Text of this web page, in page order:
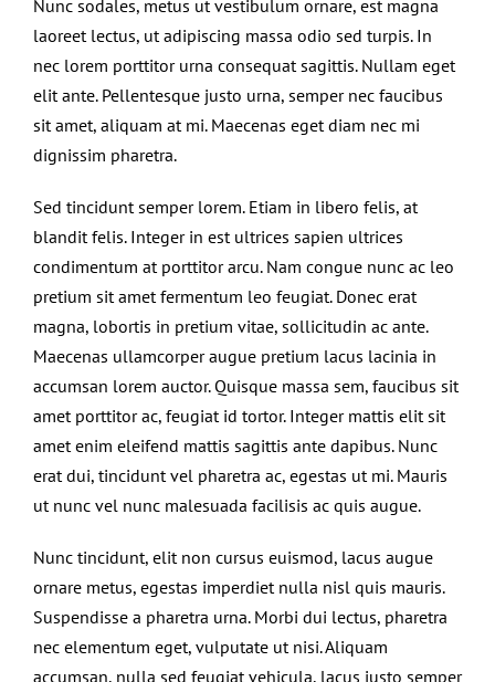
Nunc sodales, metus ut vestibulum ornare, est magna
laoreet lectus, ut adipiscing massa odio sed turpis. In
nec lorem porttitor urna consequat sagittis. Nullam eget
elit ante. Pellentesque justo urna, semper nec faucibus
sit amet, aliquam at mi. Maecenas eget diam nec mi
dignissim pharetra.
Sed tincidunt semper lorem. Etiam in libero felis, at
blandit felis. Integer in est ultrices sapien ultrices
condimentum at porttitor arcu. Nam congue nunc ac leo
pretium sit amet fermentum leo feugiat. Donec erat
magna, lobortis in pretium vitae, sollicitudin ac ante.
Maecenas ullamcorper augue pretium lacus lacinia in
accumsan lorem auctor. Quisque massa sem, faucibus sit
amet porttitor ac, feugiat id tortor. Integer mattis elit sit
amet enim eleifend mattis sagittis ante dapibus. Nunc
erat dui, tincidunt vel pharetra ac, egestas ut mi. Mauris
ut nunc vel nunc malesuada facilisis ac quis augue.
Nunc tincidunt, elit non cursus euismod, lacus augue
ornare metus, egestas imperdiet nulla nisl quis mauris.
Suspendisse a pharetra urna. Morbi dui lectus, pharetra
nec elementum eget, vulputate ut nisi. Aliquam
accumsan, nulla sed feugiat vehicula, lacus justo semper